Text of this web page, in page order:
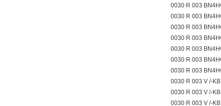
0030 R 003
0030 R 003
0030 R 003
0030 R 003
0030 R 003
0030 R 003
0030 R 003
0030 R 003 V /-
0030 R 003 V /-
0030 R 003 V /-